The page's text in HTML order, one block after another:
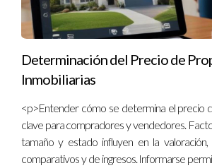
inmobiliario. Recuerda que no se trata
herramienta; se trata de mejorar tu
ofrecer un servicio excepcional a tus
información sobre cómo seleccionar el
contactar a Ignacio Valenzuela. ¡Tu éxito
Preguntas Frecuentes
Determinación del Precio de
Inmobiliarias
<p>Entender cómo se determina el precio
clave para compradores y vendedores.
tamaño y estado influyen en la
comparativos y de ingresos. Informarse